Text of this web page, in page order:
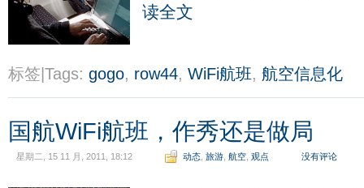
读全文
标签|Tags: gogo, row44, WiFi航班, 航空信息化
国航WiFi航班，作秀还是做局
星期二, 15 11 月, 2011, 18:12 动态 旅游 航空 观点 没有评论